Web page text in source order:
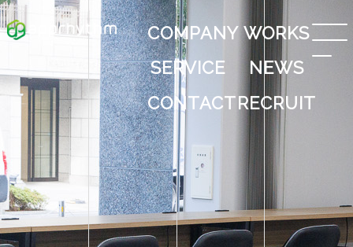
COMPANY WORKS
SERVICE
NEWS
CONTACTRECRUIT